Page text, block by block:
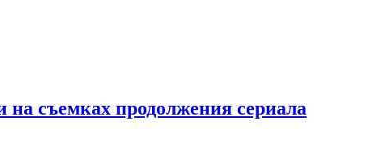
съемках продолжения сериала